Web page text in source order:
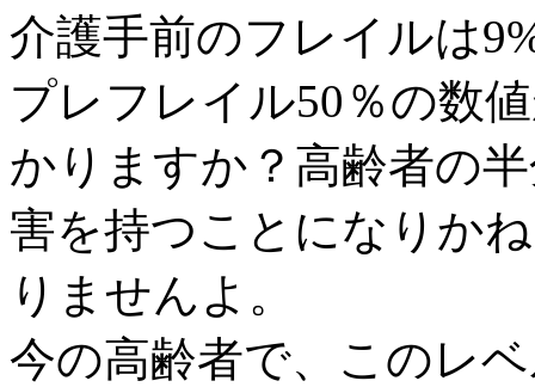
介護手前のフレイルは
プレフレイル50％の数
かりますか？高齢者の
害を持つことになりか
りませんよ。
今の高齢者で、このレ